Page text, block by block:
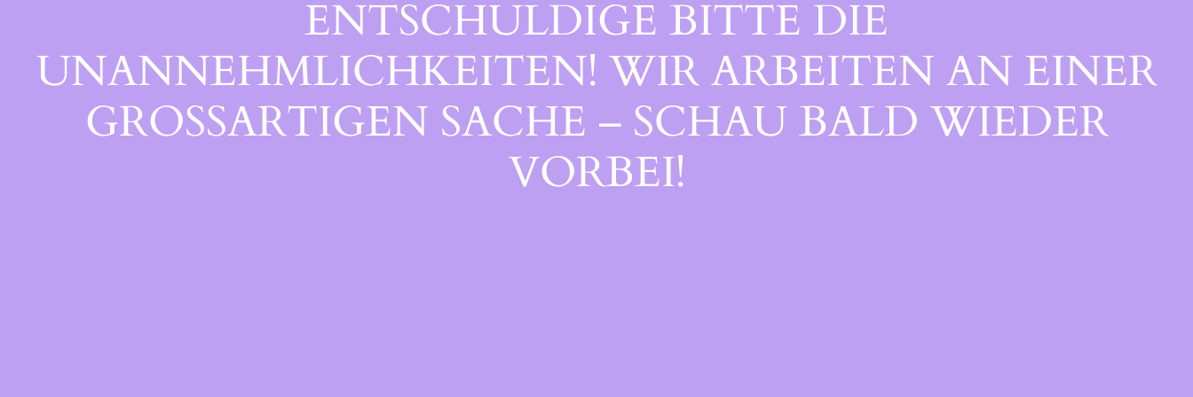
ENTSCHULDIGE BITTE DIE
UNANNEHMLICHKEITEN! WIR ARBEITEN AN EINER
GROSSARTIGEN SACHE – SCHAU BALD WIEDER V
ORBEI!